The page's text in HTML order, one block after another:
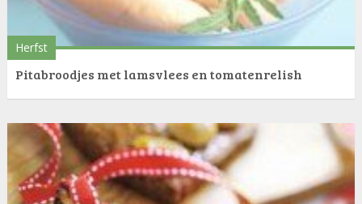
Herfst
Pitabroodjes met lamsvlees en tomatenrelish